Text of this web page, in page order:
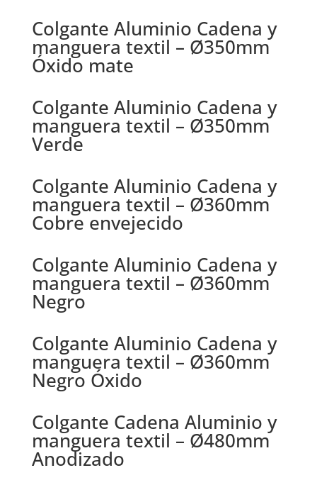
Colgante Aluminio Cadena y
manguera textil – Ø350mm
Óxido mate
Colgante Aluminio Cadena y
manguera textil – Ø350mm
Verde
Colgante Aluminio Cadena y
manguera textil – Ø360mm
Cobre envejecido
Colgante Aluminio Cadena y
manguera textil – Ø360mm
Negro
Colgante Aluminio Cadena y
manguera textil – Ø360mm
Negro Óxido
Colgante Cadena Aluminio y
manguera textil – Ø480mm
Anodizado